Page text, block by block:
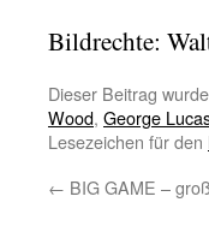
Bildrechte:
Dieser Beitrag
Wood, George
Lesezeichen für den
← BIG GAME –